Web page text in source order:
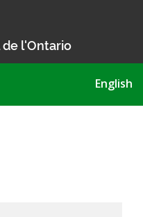
l'Ontario
English